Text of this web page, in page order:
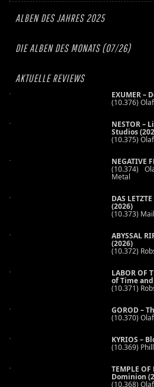
ALBEN DES JAHRES 2025
DIE ALBEN DES MONATS (07/26)
AKTUELLE REVIEWS
EXUMER –
(10.376)
NESTOR –
Studios
(10.375)
NEGATIVE
(10.374)
Metal
DAS
(2026)
(10.373)
ABYSSAL
(2026)
(10.372)
LABOR OF
of Time
(10.371)
GOROD –
(10.370)
KYRIOS –
(10.369)
TEMPLE
Dominion
(10.368)